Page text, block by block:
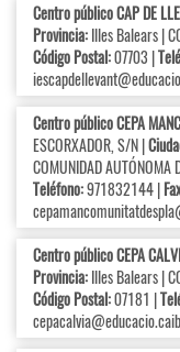
Centro público CAP DE
Provincia:Illes Balears |
Código Postal:07703 |
Centro público CEPA
ESCORXADOR, S/N |
COMUNIDAD AUTÓNOMA
Teléfono:971832144 |
Centro público CEPA
Provincia:Illes Balears |
Código Postal:07181 |